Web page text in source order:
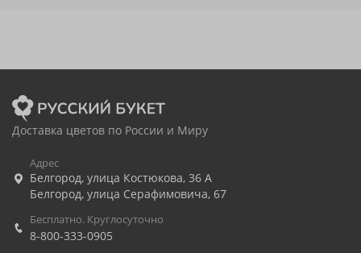
Доставка цветов по России и Миру
Адрес
Белгород, улица Костюкова, 36 А
Белгород, улица Серафимовича, 67
Бесплатно. Круглосуточно
8-800-333-0905